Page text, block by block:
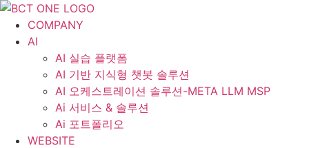
콘
COMPANY
AI
AI 실습 플랫폼
AI 기반 지식형 챗봇 솔루션
AI 오케스트레이션 솔루션-META LLM MSP
Ai 서비스 & 솔루션
Ai 포트폴리오
WEBSITE